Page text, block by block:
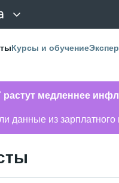
Курсы и обучение
растут медленнее
данные из зарплатного